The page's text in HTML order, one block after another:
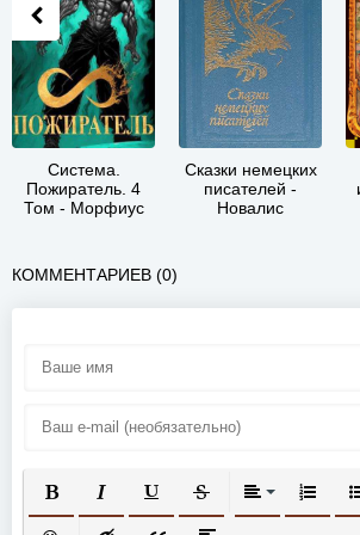
Система.
Пожиратель. 4
Том - Морфиус
Сказки немецких
писателей -
Новалис
КОММЕНТАРИЕВ (0)
ПОЛУЖИРНЫЙ
КУРСИВПОДЧЕРКНУТЫЙ
ЗАЧЕРКНУТЫЙ